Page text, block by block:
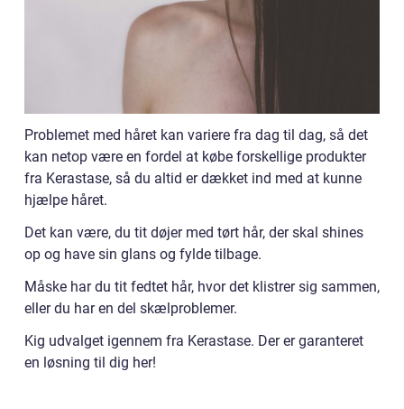
Problemet med håret kan variere fra dag til dag, så det
kan netop være en fordel at købe forskellige produkter
fra Kerastase, så du altid er dækket ind med at kunne
hjælpe håret.
Det kan være, du tit døjer med tørt hår, der skal shines
op og have sin glans og fylde tilbage.
Måske har du tit fedtet hår, hvor det klistrer sig sammen,
eller du har en del skælproblemer.
Kig udvalget igennem fra Kerastase. Der er garanteret
en løsning til dig her!